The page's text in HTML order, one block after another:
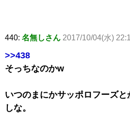
440: 名無しさん 2017/10/04(水)
>>438
そっちなのかw
いつのまにかサッポロフーズ
しな。